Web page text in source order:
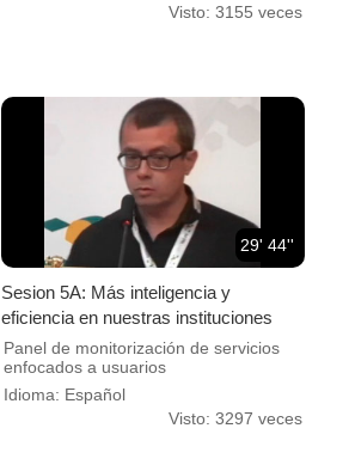
Visto: 3155 veces
29' 44''
Sesion 5A: Más inteligencia y
eficiencia en nuestras instituciones
Panel de monitorización de servicios
enfocados a usuarios
Idioma: Español
Visto: 3297 veces